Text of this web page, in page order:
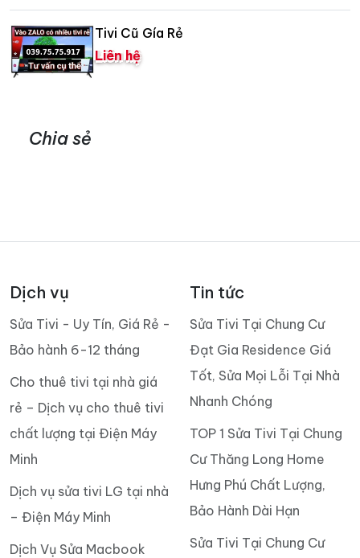
Tivi Cũ Gía Rẻ
Liên hệ
Chia sẻ
Dịch vụ
Sửa Tivi - Uy Tín, Giá Rẻ -
Bảo hành 6-12 tháng
Cho thuê tivi tại nhà giá
rẻ – Dịch vụ cho thuê tivi
chất lượng tại Điện Máy
Minh
Dịch vụ sửa tivi LG tại nhà
– Điện Máy Minh
Dịch Vụ Sửa Macbook
Tin tức
Sửa Tivi Tại Chung Cư
Đạt Gia Residence Giá
Tốt, Sửa Mọi Lỗi Tại Nhà
Nhanh Chóng
TOP 1 Sửa Tivi Tại Chung
Cư Thăng Long Home
Hưng Phú Chất Lượng,
Bảo Hành Dài Hạn
Sửa Tivi Tại Chung Cư